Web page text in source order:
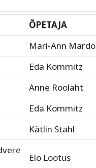
ÕPETAJA
Mari-Ann Mardo
Eda Kommitz
Anne Roolaht
Eda Kommitz
Kätlin Stahl
Elo Lootus